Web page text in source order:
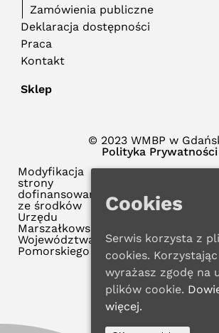
Zamówienia publiczne
Deklaracja dostępności
Praca
Kontakt
Sklep
© 2023 WMBP w
Polityka Prywatności
Modyfikacja
strony
dofinansowana
ze środków
Urzędu
Marszałkowskiego
Województwa
Pomorskiego
Cookies
Serwis korzysta z
cookies.
wyrażasz zgodę na
plików cookie.
więcej.